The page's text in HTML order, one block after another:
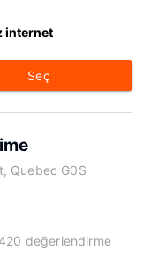
internet
Seç
Quebec G0S
420 değerlendirme